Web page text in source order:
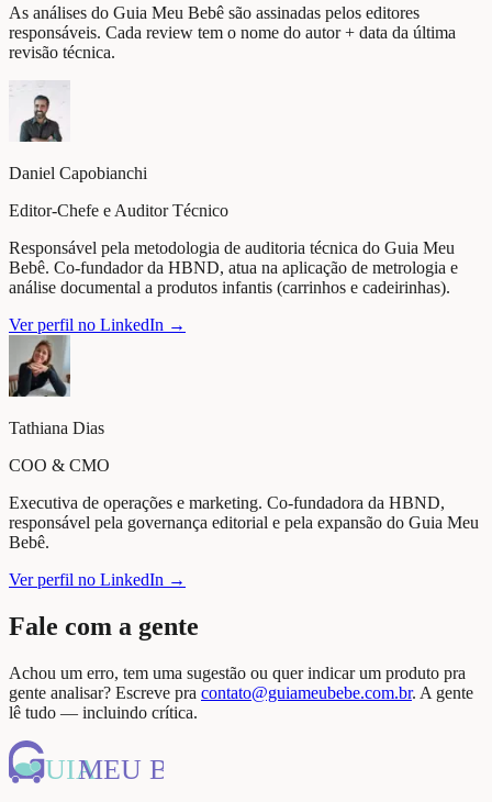
As análises do Guia Meu Bebê são assinadas pelos editores
responsáveis. Cada review tem o nome do autor + data da última
revisão técnica.
Daniel Capobianchi
Editor-Chefe e Auditor Técnico
Responsável pela metodologia de auditoria técnica do Guia Meu
Bebê. Co-fundador da HBND, atua na aplicação de metrologia e
análise documental a produtos infantis (carrinhos e cadeirinhas).
Ver perfil no LinkedIn →
Tathiana Dias
COO & CMO
Executiva de operações e marketing. Co-fundadora da HBND,
responsável pela governança editorial e pela expansão do Guia Meu
Bebê.
Ver perfil no LinkedIn →
Fale com a gente
Achou um erro, tem uma sugestão ou quer indicar um produto pra
gente analisar? Escreve pra contato@guiameubebe.com.br. A gente
lê tudo — incluindo crítica.
UIAMEU BEBÊ